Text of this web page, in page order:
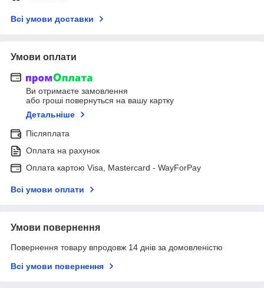
Всі умови доставки
Умови оплати
Ви отримаєте замовлення
або гроші повернуться на вашу картку
Детальніше
Післяплата
Оплата на рахунок
Оплата картою Visa, Mastercard - WayForPay
Всі умови оплати
Умови повернення
Повернення товару впродовж 14 днів за домовленістю
Всі умови повернення